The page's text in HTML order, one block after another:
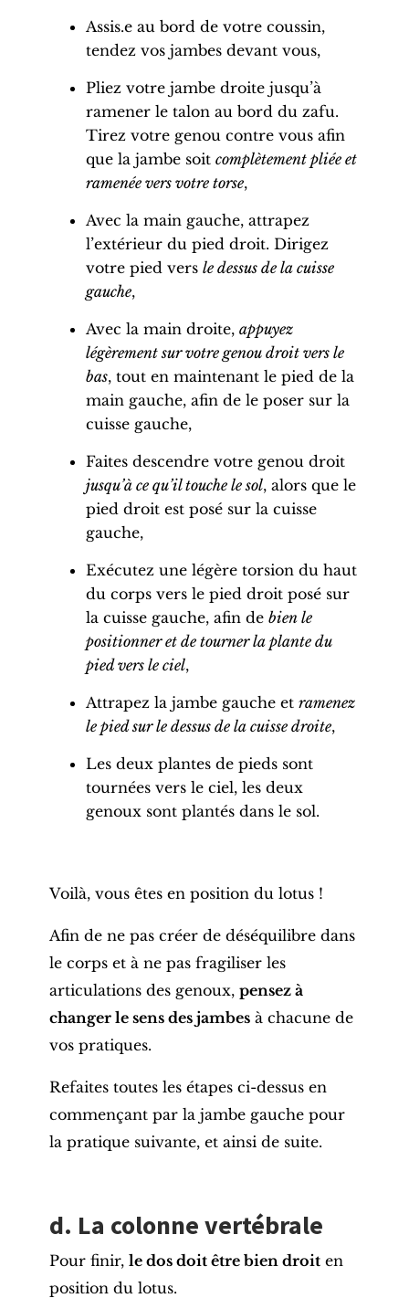
Assis.e au bord de votre coussin,
tendez vos jambes devant vous,
Pliez votre jambe droite jusqu’à
ramener le talon au bord du zafu.
Tirez votre genou contre vous afin
que la jambe soit complètement pliée et
ramenée vers votre torse,
Avec la main gauche, attrapez
l’extérieur du pied droit. Dirigez
votre pied vers le dessus de la cuisse
gauche,
Avec la main droite, appuyez
légèrement sur votre genou droitvers le
bas, tout en maintenant le pied de la
main gauche, afin de le poser sur la
cuisse gauche,
Faites descendre votre genou droit
jusqu’à ce qu’il touche le sol, alors que le
pied droitest posé sur la cuisse
gauche,
Exécutez une légère torsion du haut
du corps vers le pied droitposé sur
la cuisse gauche, afin de bien le
positionner et de tourner la plante du
piedvers le ciel,
Attrapez la jambe gauche et ramenez
le piedsur le dessus de la cuissedroite,
Les deux plantes de piedssont
tournées vers le ciel, les deux
genoux sont plantés dans le sol.
Voilà, vous êtes en position du lotus !
Afin de ne pas créer de déséquilibre dans
le corps et à ne pas fragiliser les
articulations des genoux, pensez à
changer le sens des jambesà chacune de
vos pratiques.
Refaites toutes les étapes ci-dessus en
commençant par la jambe gauche pour
la pratique suivante, et ainsi de suite.
d. La colonne vertébrale
Pour finir, le dos doit être bien droiten
position du lotus.